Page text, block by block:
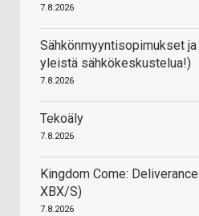
7.8.2026
Sähkönmyyntisopimukset ja
yleistä sähkökeskustelua!)
7.8.2026
Tekoäly
7.8.2026
Kingdom Come:
XBX/S)
7.8.2026